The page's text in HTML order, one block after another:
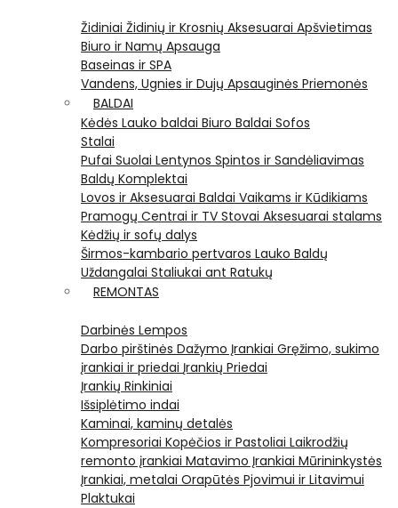
Židiniai Židinių ir Krosnių Aksesuarai Apšvietimas
Biuro ir Namų Apsauga
Baseinas ir SPA
Vandens, Ugnies ir Dujų Apsauginės Priemonės
BALDAI
Kėdės Lauko baldai Biuro Baldai Sofos
Stalai
Pufai Suolai Lentynos Spintos ir Sandėliavimas
Baldų Komplektai
Lovos ir Aksesuarai Baldai Vaikams ir Kūdikiams
Pramogų Centrai ir TV Stovai Aksesuarai stalams
Kėdžių ir sofų dalys
Širmos-kambario pertvaros Lauko Baldų
Uždangalai Staliukai ant Ratukų
REMONTAS
Darbinės Lempos
Darbo pirštinės Dažymo Įrankiai Gręžimo, sukimo
įrankiai ir priedai Įrankių Priedai
Įrankių Rinkiniai
Išsiplėtimo indai
Kaminai, kaminų detalės
Kompresoriai Kopėčios ir Pastoliai Laikrodžių
remonto įrankiai Matavimo Įrankiai Mūrininkystės
Įrankiai, metalai Orapūtės Pjovimui ir Litavimui
Plaktukai